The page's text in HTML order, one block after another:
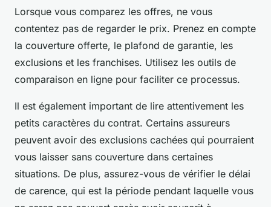
Lorsque vous comparez les offres, ne vous
contentez pas de regarder le prix. Prenez en compte
la couverture offerte, le plafond de garantie, les
exclusions et les franchises. Utilisez les outils de
comparaison en ligne pour faciliter ce processus.
Il est également important de lire attentivement les
petits caractères du contrat. Certains assureurs
peuvent avoir des exclusions cachées qui pourraient
vous laisser sans couverture dans certaines
situations. De plus, assurez-vous de vérifier le délai
de carence, qui est la période pendant laquelle vous